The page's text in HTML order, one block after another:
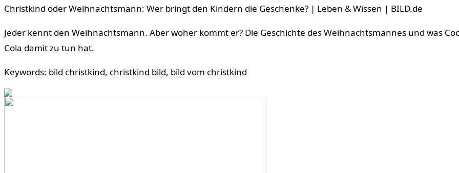
Christkind oder Weihnachtsmann: Wer bringt den Kindern die Geschenke? | Leben & Wissen | BILD.de
Jeder kennt den Weihnachtsmann. Aber woher kommt er? Die Geschichte des Weihnachtsmannes und was
Cola damit zu tun hat.
Keywords: bild christkind, christkind bild, bild vom christkind